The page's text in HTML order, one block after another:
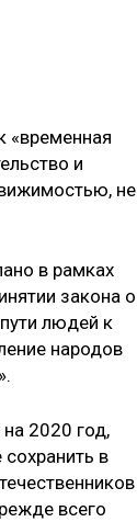
«временная
и
не
в рамках
закона о
людей к
народов
2020 год,
в
всего